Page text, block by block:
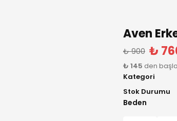
Aven
₺ 900 ₺
₺ 145 den
Kategori
Stok Durumu
Beden